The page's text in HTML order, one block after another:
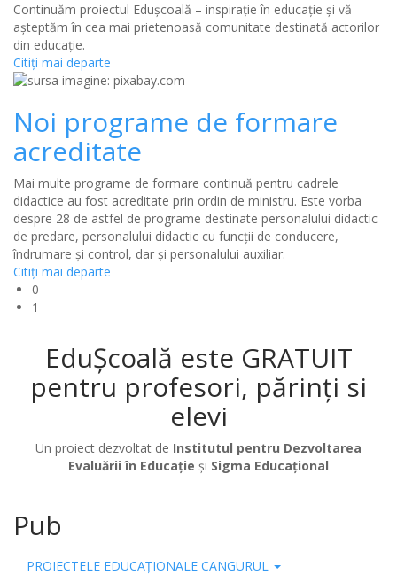
Continuăm proiectul Edușcoală – inspirație în educație și vă
așteptăm în cea mai prietenoasă comunitate destinată actorilor
din educație.
Citiţi mai departe
Noi programe de formare
acreditate
Mai multe programe de formare continuă pentru cadrele
didactice au fost acreditate prin ordin de ministru. Este vorba
despre 28 de astfel de programe destinate personalului didactic
de predare, personalului didactic cu funcții de conducere,
îndrumare și control, dar și personalului auxiliar.
Citiţi mai departe
0
1
EduȘcoală este GRATUIT
pentru profesori, părinți si
elevi
Un proiect dezvoltat de Institutul pentru Dezvoltarea
Evaluării în Educație și Sigma Educațional
Pub
PROIECTELE EDUCAȚIONALE CANGURUL